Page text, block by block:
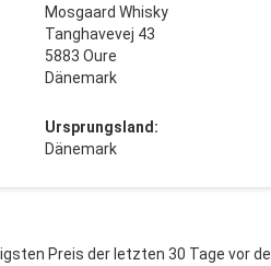
Mosgaard Whisky
Tanghavevej 43
5883 Oure
Dänemark
Ursprungsland:
Dänemark
Preis der letzten 30 Tage vor